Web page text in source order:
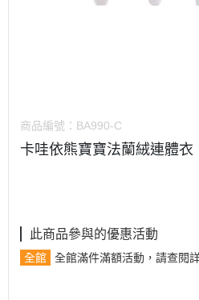
商品編號： BA990-C
卡哇依熊寶寶法蘭絨連體衣
此商品參與的優惠活動
全館 全館滿件滿額活動，請查閱